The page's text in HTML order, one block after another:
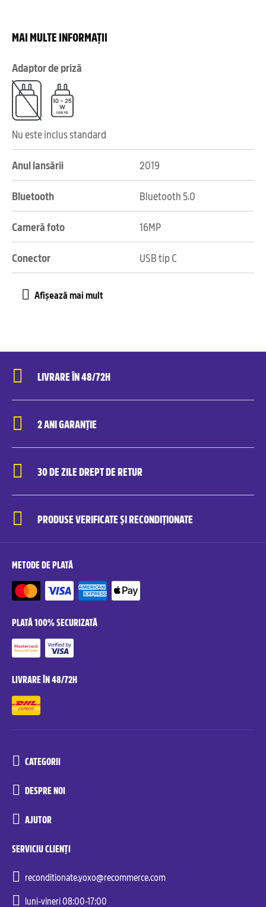
MAI MULTE INFORMAȚII
Adaptor de priză
Nu este inclus standard
Anul lansării 2019
Bluetooth Bluetooth 5.0
Cameră foto 16MP
Conector USB tip C
LIVRARE ÎN 48/72H
2 ANI GARANȚIE
30 DE ZILE DREPT DE RETUR
PRODUSE VERIFICATE ȘI RECONDIȚIONATE
METODE DE PLATĂ
PLATĂ 100% SECURIZATĂ
LIVRARE ÎN 48/72H
CATEGORII
DESPRE NOI
AJUTOR
SERVICIU CLIENȚI
reconditionate.yoxo@recommerce.com
luni-vineri 08:00-17:00